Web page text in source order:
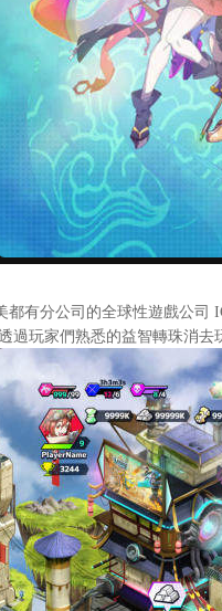
分公司的全球性遊戲公司
玩家們熟悉的益智轉珠消